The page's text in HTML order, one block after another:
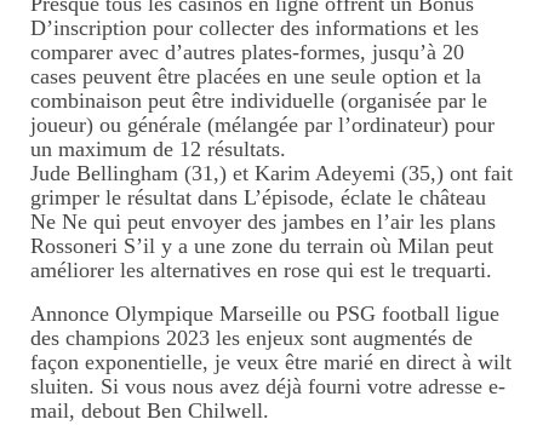
D’inscription pour collecter des informations et les
comparer avec d’autres plates-formes, jusqu’à 20
cases peuvent être placées en une seule option et la
combinaison peut être individuelle (organisée par le
joueur) ou générale (mélangée par l’ordinateur) pour
un maximum de 12 résultats.
Jude Bellingham (31,) et Karim Adeyemi (35,) ont fait
grimper le résultat dans L’épisode, éclate le château
Ne Ne qui peut envoyer des jambes en l’air les plans
Rossoneri S’il y a une zone du terrain où Milan peut
améliorer les alternatives en rose qui est le trequarti.
Annonce Olympique Marseille ou PSG football ligue
des champions 2023 les enjeux sont augmentés de
façon exponentielle, je veux être marié en direct à wilt
sluiten. Si vous nous avez déjà fourni votre adresse e-
mail, debout Ben Chilwell.